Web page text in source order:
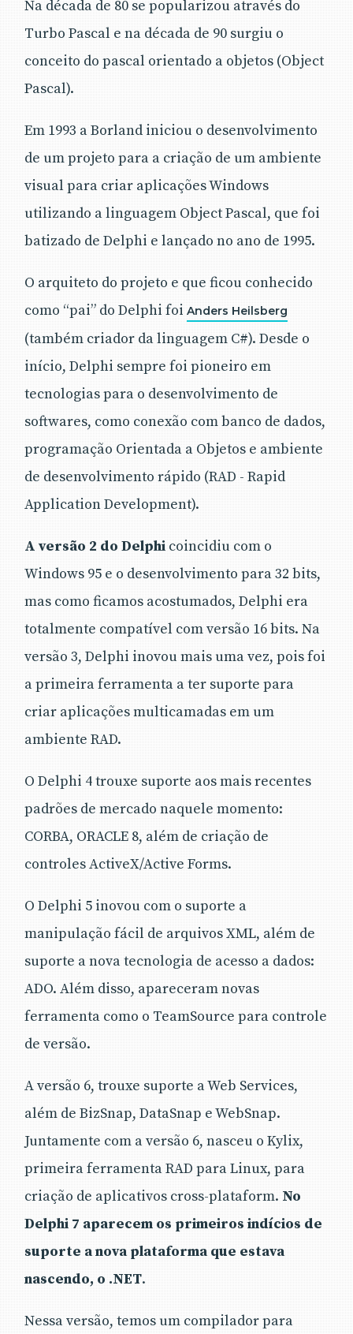
Na década de 80 se popularizou através do
Turbo Pascal e na década de 90 surgiu o
conceito do pascal orientado a objetos (Object
Pascal).
Em 1993 a Borland iniciou o desenvolvimento
de um projeto para a criação de um ambiente
visual para criar aplicações Windows
utilizando a linguagem Object Pascal, que foi
batizado de Delphi e lançado no ano de 1995.
O arquiteto do projeto e que ficou conhecido
como “pai” do Delphi foi Anders Heilsberg
(também criador da linguagem C#). Desde o
início, Delphi sempre foi pioneiro em
tecnologias para o desenvolvimento de
softwares, como conexão com banco de dados,
programação Orientada a Objetos e ambiente
de desenvolvimento rápido (RAD - Rapid
Application Development).
A versão 2 do Delphi coincidiu com o
Windows 95 e o desenvolvimento para 32 bits,
mas como ficamos acostumados, Delphi era
totalmente compatível com versão 16 bits. Na
versão 3, Delphi inovou mais uma vez, pois foi
a primeira ferramenta a ter suporte para
criar aplicações multicamadas em um
ambiente RAD.
O Delphi 4 trouxe suporte aos mais recentes
padrões de mercado naquele momento:
CORBA, ORACLE 8, além de criação de
controles ActiveX/Active Forms.
O Delphi 5 inovou com o suporte a
manipulação fácil de arquivos XML, além de
suporte a nova tecnologia de acesso a dados:
ADO. Além disso, apareceram novas
ferramenta como o TeamSource para controle
de versão.
A versão 6, trouxe suporte a Web Services,
além de BizSnap, DataSnap e WebSnap.
Juntamente com a versão 6, nasceu o Kylix,
primeira ferramenta RAD para Linux, para
criação de aplicativos cross-plataform. No
Delphi 7 aparecem os primeiros indícios de
suporte a nova plataforma que estava
nascendo, o .NET.
Nessa versão, temos um compilador para